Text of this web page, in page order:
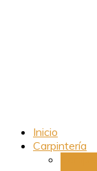
Inicio
Carpintería